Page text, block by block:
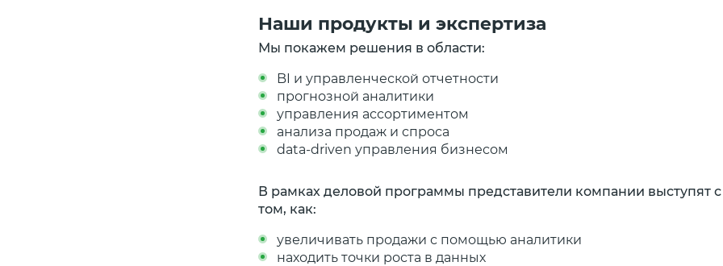
Наши продукты и экспертиза
Мы покажем решения в области:
BI и управленческой отчетности
прогнозной аналитики
управления ассортиментом
анализа продаж и спроса
data-driven управления бизнесом
В рамках деловой программы представители компании выступят
том, как:
увеличивать продажи с помощью аналитики
находить точки роста в данных